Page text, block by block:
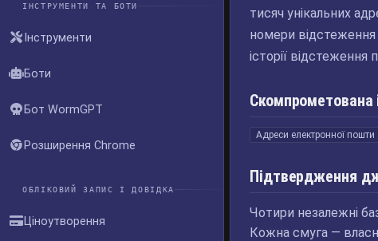
ІНСТРУМЕНТИ ТА БОТИ
Інструменти
Боти
Бот WormGPT
Розширення Chrome
ОБЛІКОВИЙ ЗАПИС І ДОВІДКА
Ціноутворення
тисяч унікальних
номери
історії відстеження
Скомпрометована
Адреси електронної пошти
Підтвердження
Чотири незалежні
Кожна смуга —